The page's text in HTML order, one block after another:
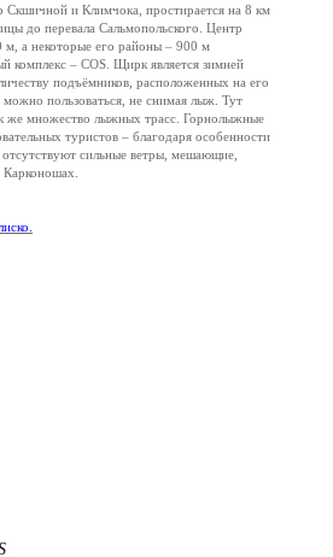
Скшичной и Климчока, простирается на 8 км
до перевала Сальмопольского. Центр
м, а некоторые его районы – 900 м
комплекс – COS . Щирк является зимней
подъёмников, расположенных на его
пользоваться, не снимая лыж. Тут
же множество лыжных трасс. Горнолыжные
туристов – благодаря особенности
сильные ветры, мешающие,